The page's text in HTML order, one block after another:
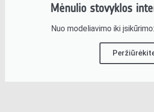
Mėnulio stovyklos
Nuo modeliavimo iki